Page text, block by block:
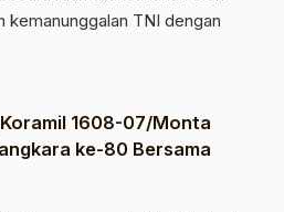
kemanunggalan TNI dengan
1608-07/Monta
ke-80 Bersama